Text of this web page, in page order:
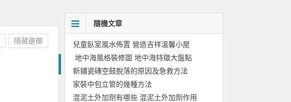
隱藏邊欄
隨機文章
兒童臥室風水佈置 營造吉祥溫馨小屋
地中海風格裝修圖 地中海特徵大盤點
新鋪瓷磚空鼓脫落的原因及急救方法
家裝中包立管的幾種方法
混泥土外加劑有哪些 混泥土外加劑作用